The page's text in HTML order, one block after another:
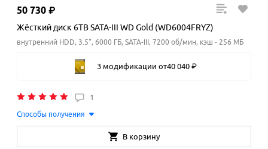
50 730 ₽
Жёсткий диск 6TB SATA-III WD Gold (WD6004FRYZ)
внутренний HDD, 3.5", 6000 ГБ, SATA-III, 7200 об/мин, кэш - 256 МБ
3 модификации от40 040 ₽
1
Способы получения
В корзину